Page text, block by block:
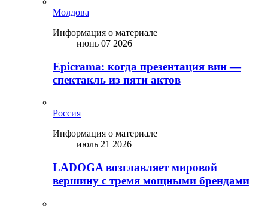
Молдова
Информация о материале
июнь 07 2026
Epicrama: когда презентация вин —
спектакль из пяти актов
Россия
Информация о материале
июль 21 2026
LADOGA возглавляет мировой
вершину с тремя мощными брендами